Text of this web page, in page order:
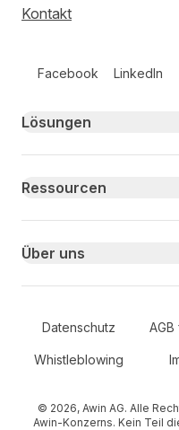
Kontakt
Facebook LinkedIn
Primary footer navigation
Lösungen
Ressourcen
Über uns
Secondary Footer
Datenschutz
Whistleblowing
© 2026, Awin AG. Alle
Awin-Konzerns. Kein Teil